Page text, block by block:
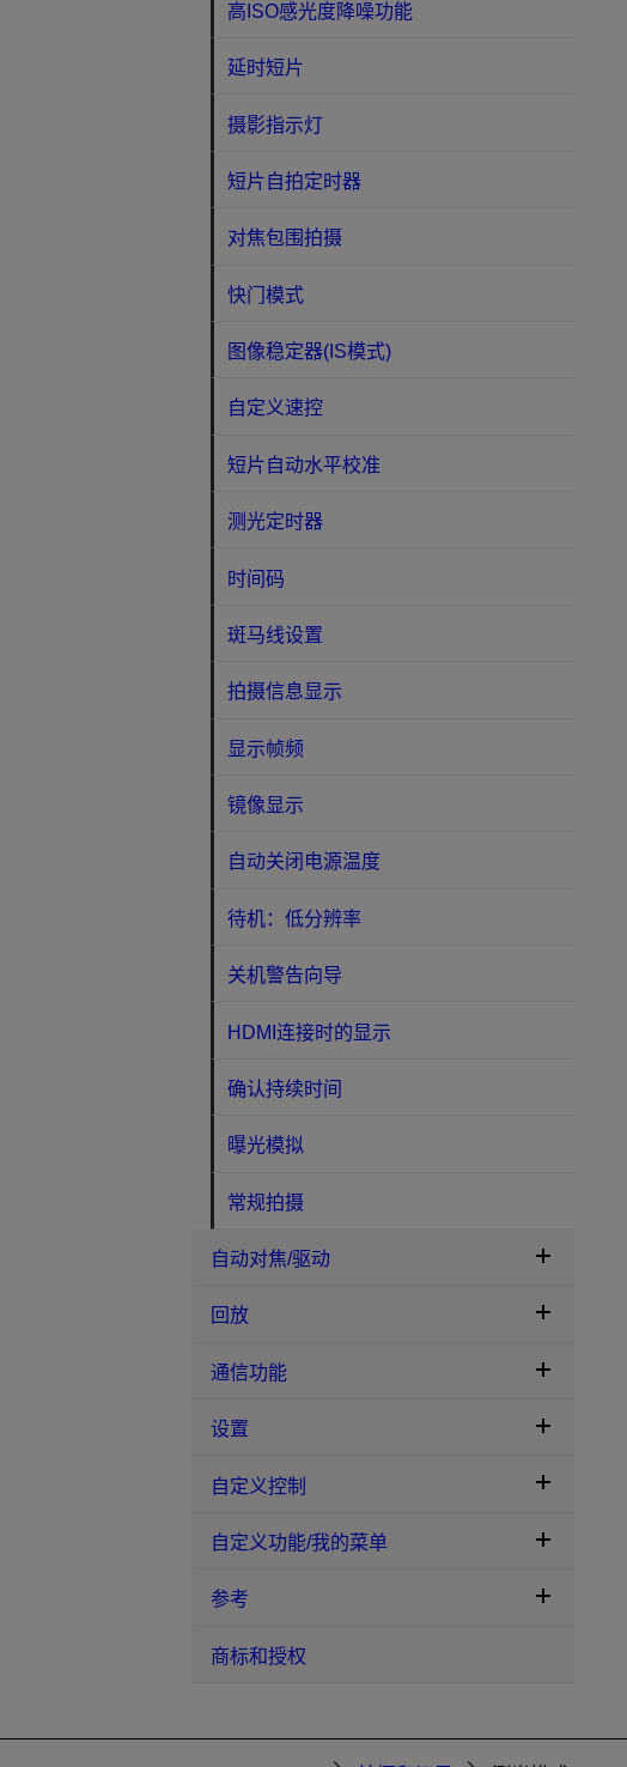
高ISO感光度降噪功能
延时短片
摄影指示灯
短片自拍定时器
对焦包围拍摄
快门模式
图像稳定器(IS模式)
自定义速控
短片自动水平校准
测光定时器
时间码
斑马线设置
拍摄信息显示
显示帧频
镜像显示
自动关闭电源温度
待机：低分辨率
关机警告向导
HDMI连接时的显示
确认持续时间
曝光模拟
常规拍摄
自动对焦/驱动
回放
通信功能
设置
自定义控制
自定义功能/我的菜单
参考
商标和授权